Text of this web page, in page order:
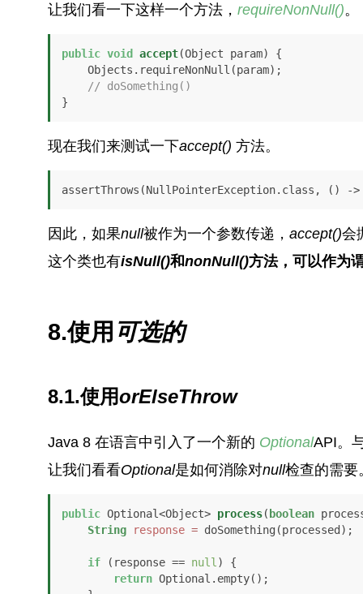
让我们看一下这样一个方法， requireNonNull()。
public void accept(Object param)
{
// doSomething()
}
现在我们来测试一下accept() 方法。
assertThrows(NullPointerException.class, () -
因此，如果null被作为一个参数传递， accept()会
这个类也有isNull()和nonNull()方法，可以作为
8.使用 可选的
8.1.使用orElseThrow
Java 8 在语言中引入了一个新的 OptionalAPI。
让我们看看Optional是如何消除对null检查的需要
public Optional<Object> process( boolean
String
response = doSomething(processed);
if (response == null ) {
return Optional.empty();